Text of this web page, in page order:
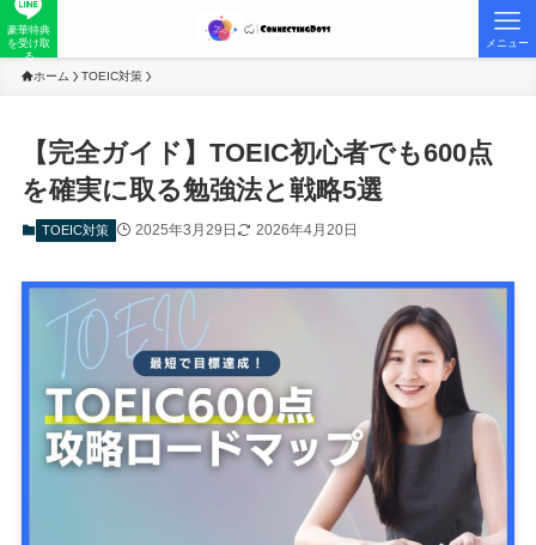
豪華特典
を受け取
る
メニュー
ホーム TOEIC対策
【完全ガイド】TOEIC初心者でも600点
を確実に取る勉強法と戦略5選
TOEIC対策 2025年3月29日 2026年4月20日